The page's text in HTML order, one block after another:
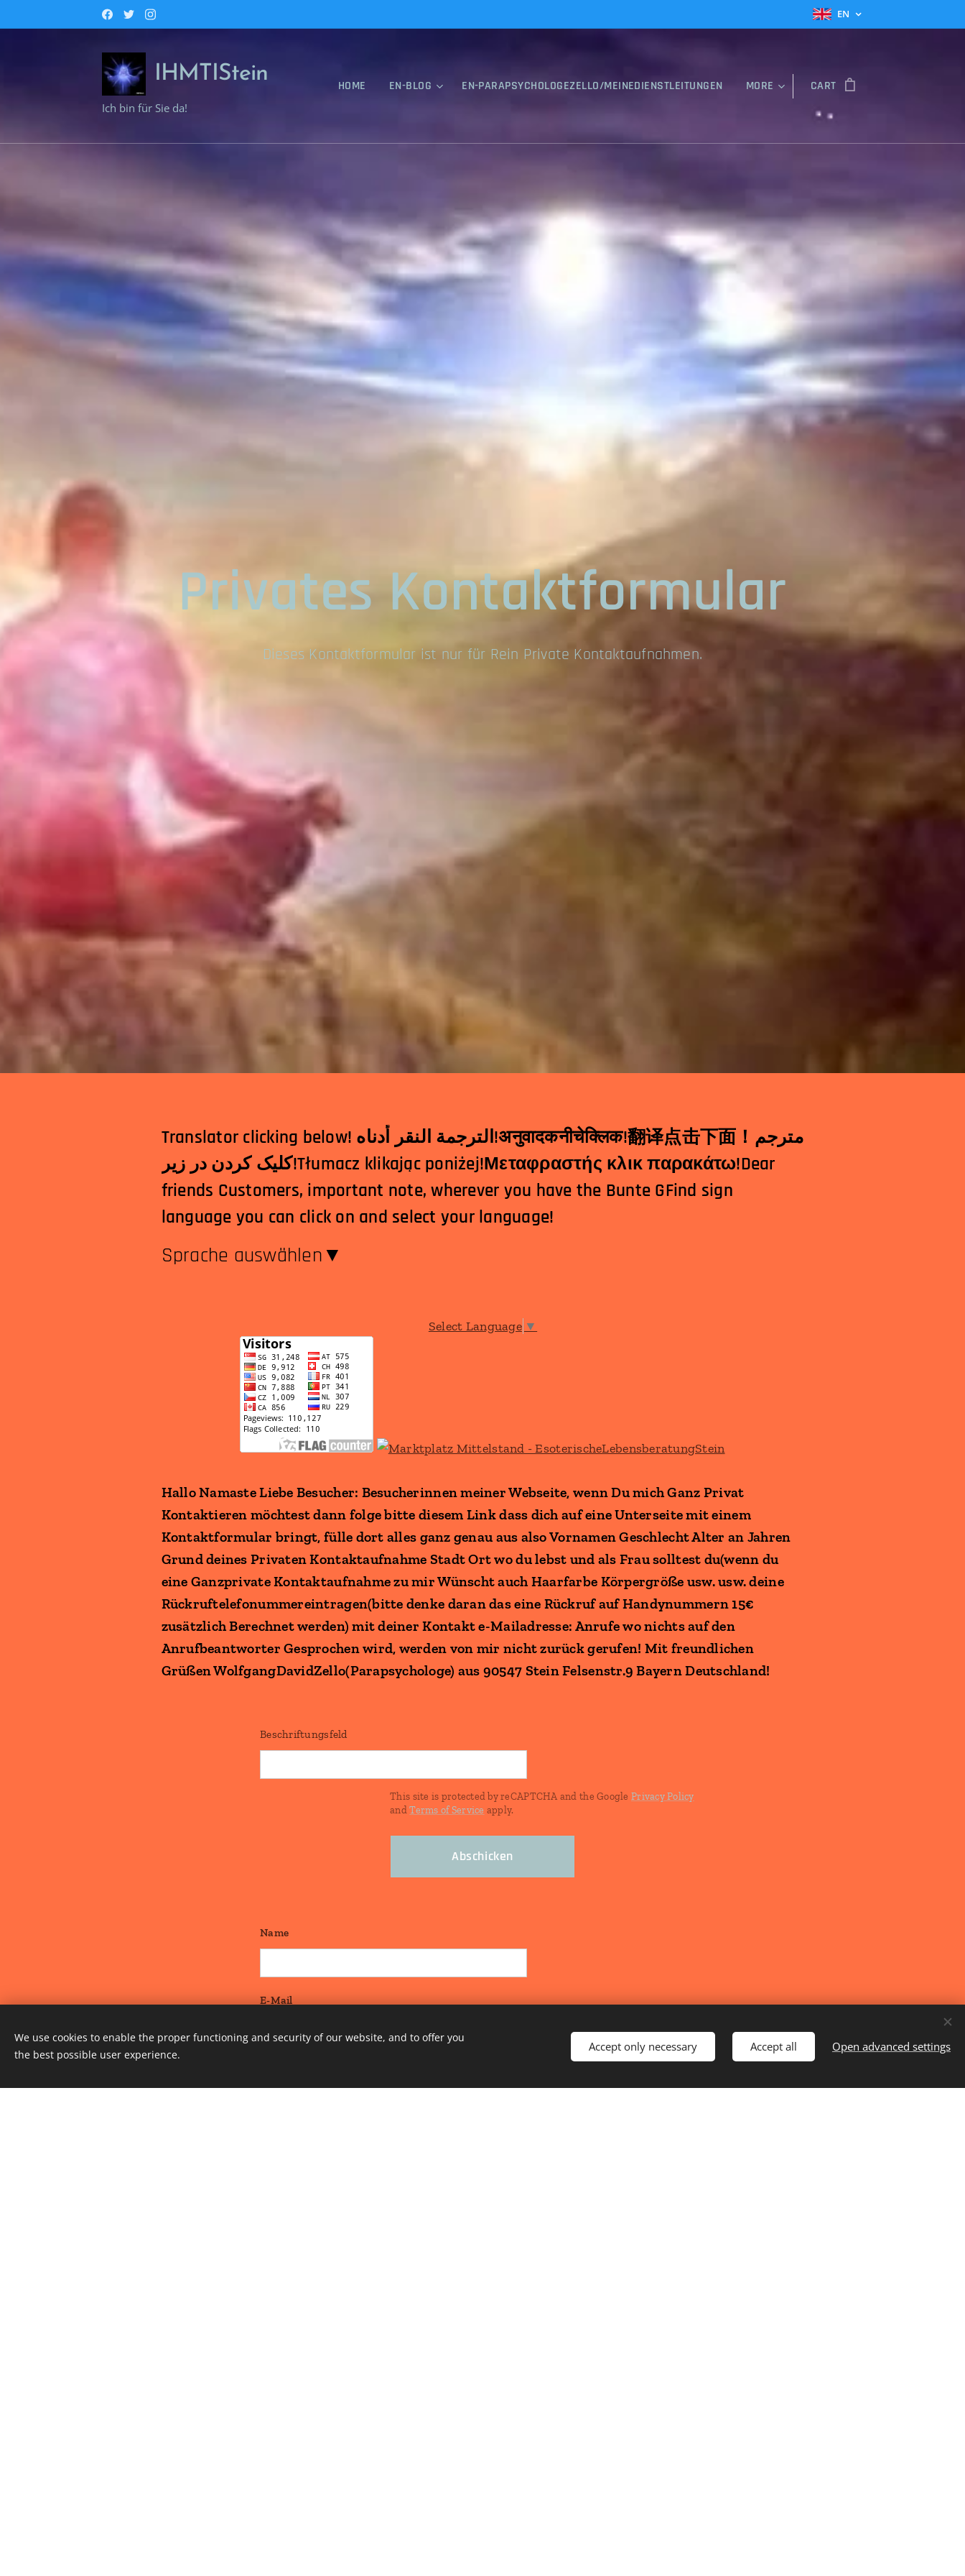
EN
IHMTIStein
Ich bin für Sie da!
HOME EN-BLOG EN-PARAPSYCHOLOGEZELLO/MEINEDIENSTLEITUNGEN MORE CART
Privates Kontaktformular
Dieses Kontaktformular ist nur für Rein Private Kontaktaufnahmen.
Translator clicking below! الترجمة النقر أدناه!अनुवादकनीचेक्लिक!翻译点击下面！ مترجم
کلیک کردن در زیر!Tłumacz klikając poniżej!Μεταφραστής κλικ παρακάτω!Dear
friends Customers, important note, wherever you have the Bunte GFind sign
language you can click on and select your language!
Sprache auswählen​▼
Select Language ▼
Hallo Namaste Liebe Besucher: Besucherinnen meiner Webseite, wenn Du mich Ganz Privat
Kontaktieren möchtest dann folge bitte diesem Link dass dich auf eine Unterseite mit einem
Kontaktformular bringt, fülle dort alles ganz genau aus also Vornamen Geschlecht Alter an Jahren
Grund deines Privaten Kontaktaufnahme Stadt Ort wo du lebst und als Frau solltest du(wenn du
eine Ganzprivate Kontaktaufnahme zu mir Wünscht auch Haarfarbe Körpergröße usw. usw. deine
Rückruftelefonummereintragen(bitte denke daran das eine Rückruf auf Handynummern 15€
zusätzlich Berechnet werden) mit deiner Kontakt e-Mailadresse: Anrufe wo nichts auf den
Anrufbeantworter Gesprochen wird, werden von mir nicht zurück gerufen! Mit freundlichen
Grüßen WolfgangDavidZello(Parapsychologe) aus 90547 Stein Felsenstr.9 Bayern Deutschland!
Beschriftungsfeld
This site is protected by reCAPTCHA and the Google Privacy Policy
andTerms of Service apply.
Abschicken
Name
E-Mail
We use cookies to enable the proper functioning and security of our website, and to offer you
the best possible user experience.
Accept only necessary Accept all Open advanced settings